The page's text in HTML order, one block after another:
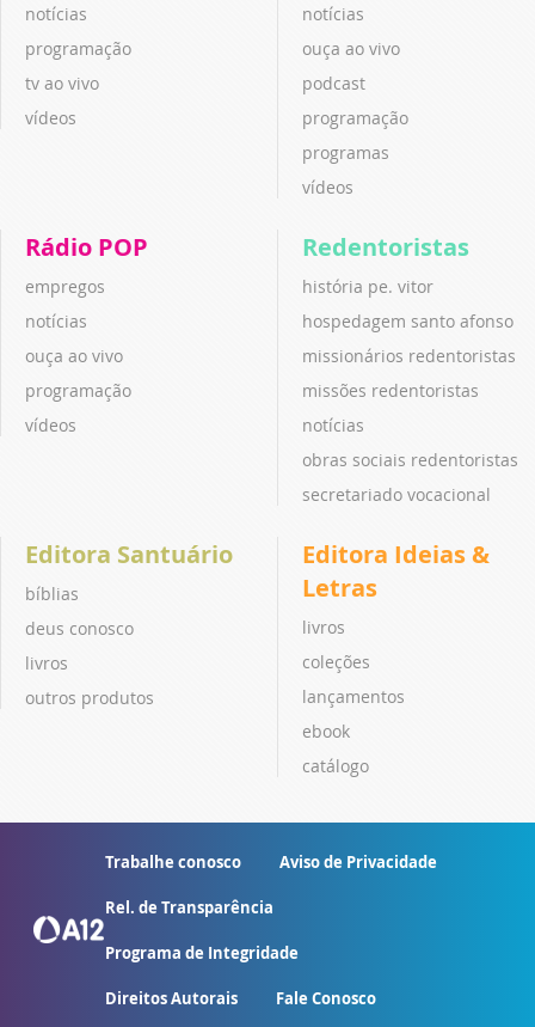
notícias
programação
tv ao vivo
vídeos
notícias
ouça ao vivo
podcast
programação
programas
vídeos
Rádio POP
empregos
notícias
ouça ao vivo
programação
vídeos
Redentoristas
história pe. vitor
hospedagem santo afonso
missionários redentoristas
missões redentoristas
notícias
obras sociais redentoristas
secretariado vocacional
Editora Santuário
bíblias
deus conosco
livros
outros produtos
Editora Ideias &
Letras
livros
coleções
lançamentos
ebook
catálogo
Trabalhe conosco Aviso de Privacidade
Rel. de Transparência
Programa de Integridade
Direitos Autorais Fale Conosco